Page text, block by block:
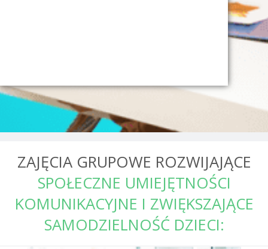
ZAJĘCIA GRUPOWE ROZWIJAJĄCE
SPOŁECZNE UMIEJĘTNOŚCI
KOMUNIKACYJNE I ZWIĘKSZAJĄCE
SAMODZIELNOŚĆ DZIECI: